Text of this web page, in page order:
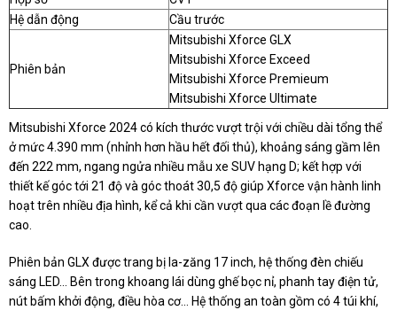
Hệ dẫn động
Cầu trước
Phiên bản
Mitsubishi Xforce GLX
Mitsubishi Xforce Exceed
Mitsubishi Xforce Premieum
Mitsubishi Xforce Ultimate
Mitsubishi Xforce 2024 có kích thước vượt trội với chiều dài tổng thể
ở mức 4.390 mm (nhỉnh hơn hầu hết đối thủ), khoảng sáng gầm lên
đến 222 mm, ngang ngửa nhiều mẫu xe SUV hạng D; kết hợp với
thiết kế góc tới 21 độ và góc thoát 30,5 độ giúp Xforce vận hành linh
hoạt trên nhiều địa hình, kể cả khi cần vượt qua các đoạn lề đường
cao.
Phiên bản GLX được trang bị la-zăng 17 inch, hệ thống đèn chiếu
sáng LED... Bên trong khoang lái dùng ghế bọc nỉ, phanh tay điện tử,
nút bấm khởi động, điều hòa cơ... Hệ thống an toàn gồm có 4 túi khí,